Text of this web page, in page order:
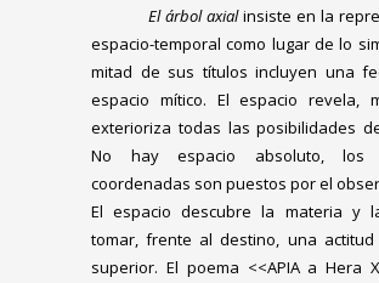
El árbol axialinsiste en la
espacio-temporal como lugar de lo
mitad de sus títulos incluyen una
espacio mítico. El espacio revela,
exterioriza todas las posibilidades
No hay espacio absoluto,
coordenadas son puestos por el
El espacio descubre la materia y
tomar, frente al destino, una
superior. El poema <<APIA a Hera